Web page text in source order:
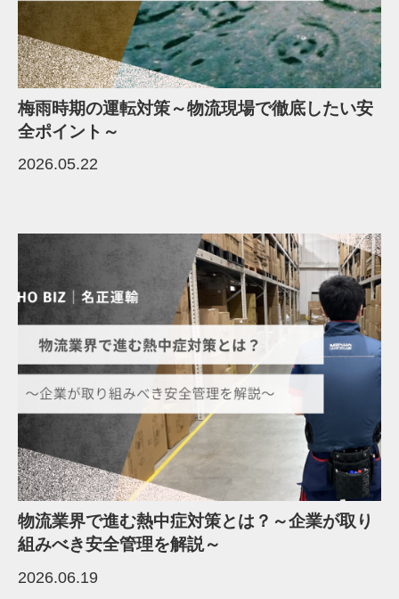
梅雨時期の運転対策～物流現場で徹底したい安
全ポイント～
2026.05.22
物流業界で進む熱中症対策とは？～企業が取り
組みべき安全管理を解説～
2026.06.19